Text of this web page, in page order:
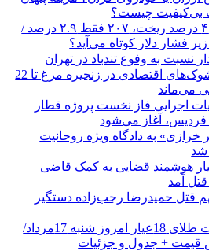
چیست؟
دلار ۴ درصد ریخت، ۲۰۷ فقط ۲.۹ درصد /
فشار دلار کوتاه می‌آید؟
نسبت به وفوع تندباد در تهران
اثر شوک‌های اقتصادی در زنجیره مرغ تا 22
می‌ماند
اجرایی فاز نخست پروژه قطار
آغاز می‌شود
خرازی» به دادگاه ویژه روحانیت
شد
هوشمند قضایی به کمک قاضی
قتل آمد
قتل حمیدرضا رجب‌زاده دستگیر
قیمت طلای 18عیار امروز شنبه 17مرداد/
قیمت + جدول و جزئیات